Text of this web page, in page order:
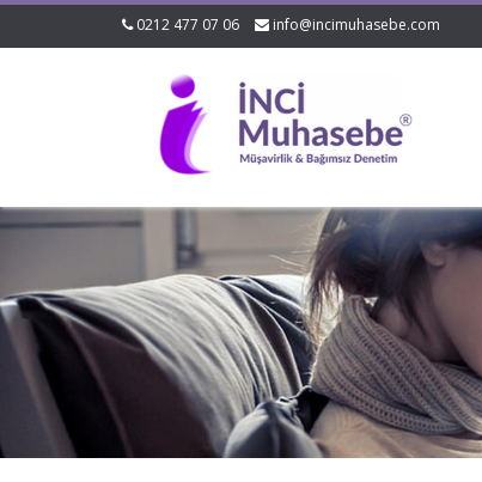
0212 477 07 06 info@incimuhasebe.com